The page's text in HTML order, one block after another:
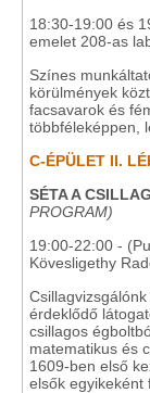
18:30-19:00 és
emelet 208-as
Színes
körülmények
facsavarok és
többféleképpen,
C-ÉPÜLET II.
SÉTA A
PROGRAM)
19:00-22:00 -
Kövesligethy
érdeklődő
csillagos
matematikus és
1609-ben első
elsők egyikeként